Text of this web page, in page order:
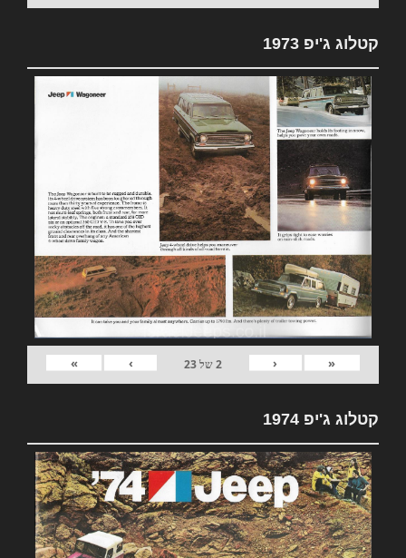
קטלוג ג'יפ 1973
«
‹
2של23
›
»
קטלוג ג'יפ 1974